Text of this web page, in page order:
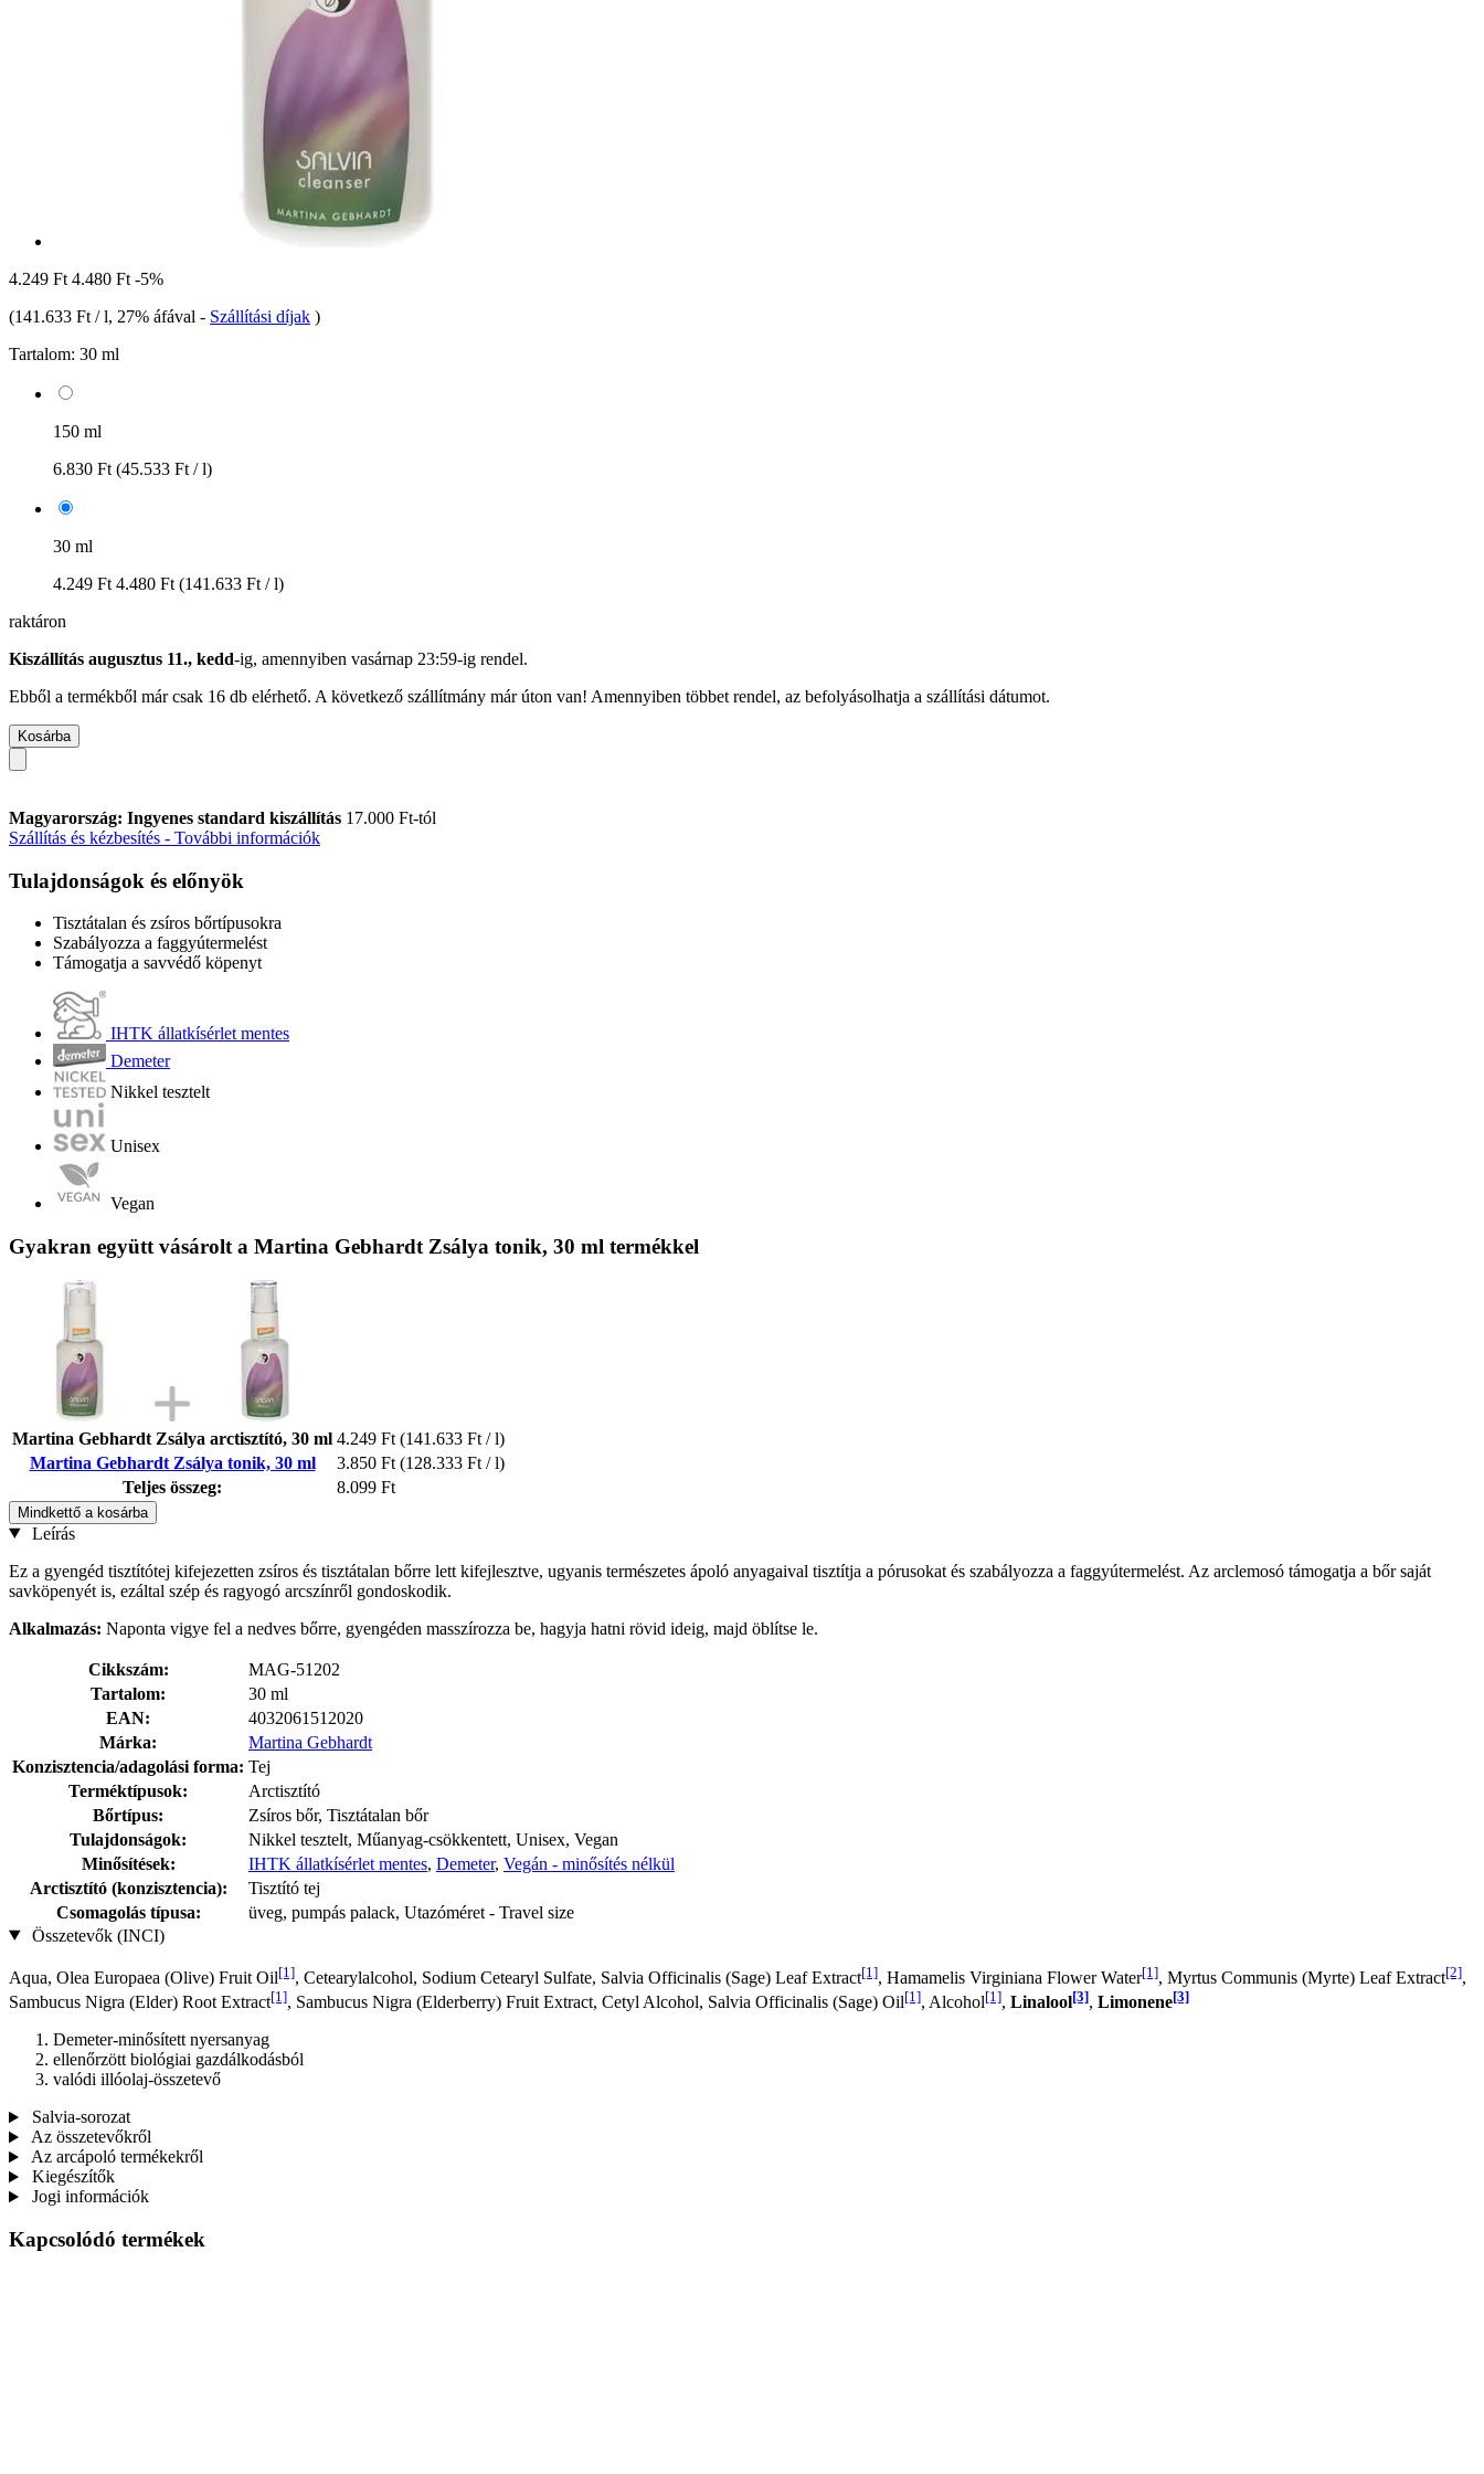
4.249 Ft 4.480 Ft -5%
(141.633 Ft / l, 27% áfával - Szállítási díjak )
Tartalom: 30 ml
150 ml
6.830 Ft (45.533 Ft / l)
30 ml
4.249 Ft 4.480 Ft (141.633 Ft / l)
raktáron
Kiszállítás augusztus 11., kedd-ig, amennyiben vasárnap 23:59-ig rendel.
Ebből a termékből már csak 16 db elérhető. A következő szállítmány már úton van! Amennyiben többet rendel, az befolyásolhatja a szállítási dátumot.
Kosárba
Magyarország: Ingyenes standard kiszállítás 17.000 Ft-tól
Szállítás és kézbesítés - További információk
Tulajdonságok és előnyök
Tisztátalan és zsíros bőrtípusokra
Szabályozza a faggyútermelést
Támogatja a savvédő köpenyt
IHTK állatkísérlet mentes
Demeter
Nikkel tesztelt
Unisex
Vegan
Gyakran együtt vásárolt a Martina Gebhardt Zsálya tonik, 30 ml termékkel
Martina Gebhardt Zsálya arctisztító, 30 ml 4.249 Ft (141.633 Ft / l)
Martina Gebhardt Zsálya tonik, 30 ml
3.850 Ft (128.333 Ft / l)
Teljes összeg:
8.099 Ft
Mindkettő a kosárba
Leírás
Ez a gyengéd tisztítótej kifejezetten zsíros és tisztátalan bőrre lett kifejlesztve, ugyanis természetes ápoló anyagaival tisztítja a pórusokat és szabályozza a faggyútermelést. Az arclemosó támogatja a bőr saját
savköpenyét is, ezáltal szép és ragyogó arcszínről gondoskodik.
Alkalmazás: Naponta vigye fel a nedves bőrre, gyengéden masszírozza be, hagyja hatni rövid ideig, majd öblítse le.
Cikkszám:
MAG-51202
Tartalom:
30 ml
EAN:
4032061512020
Márka:
Martina Gebhardt
Konzisztencia/adagolási forma: Tej
Terméktípusok:
Arctisztító
Bőrtípus:
Zsíros bőr, Tisztátalan bőr
Tulajdonságok:
Nikkel tesztelt, Műanyag-csökkentett, Unisex, Vegan
Minősítések:
IHTK állatkísérlet mentes, Demeter, Vegán - minősítés nélkül
Arctisztító (konzisztencia):
Tisztító tej
Csomagolás típusa:
üveg, pumpás palack, Utazóméret - Travel size
Összetevők (INCI)
Aqua, Olea Europaea (Olive) Fruit Oil[1], Cetearylalcohol, Sodium Cetearyl Sulfate, Salvia Officinalis (Sage) Leaf Extract[1], Hamamelis Virginiana Flower Water[1], Myrtus Communis (Myrte) Leaf Extract[2],
Sambucus Nigra (Elder) Root Extract[1], Sambucus Nigra (Elderberry) Fruit Extract, Cetyl Alcohol, Salvia Officinalis (Sage) Oil[1], Alcohol[1], Linalool[3], Limonene[3]
Demeter-minősített nyersanyag
ellenőrzött biológiai gazdálkodásból
valódi illóolaj-összetevő
Salvia-sorozat
Az összetevőkről
Az arcápoló termékekről
Kiegészítők
Jogi információk
Kapcsolódó termékek